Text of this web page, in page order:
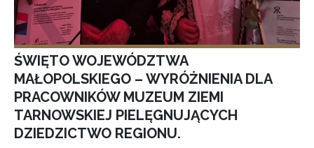
ŚWIĘTO WOJEWÓDZTWA
MAŁOPOLSKIEGO – WYRÓŻNIENIA DLA
PRACOWNIKÓW MUZEUM ZIEMI
TARNOWSKIEJ PIELĘGNUJĄCYCH
DZIEDZICTWO REGIONU.